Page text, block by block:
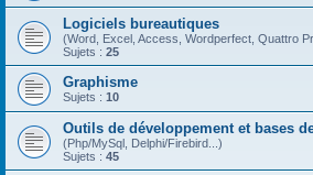
Logiciels bureautiques
(Word, Excel, Access, Wordperfect, Quattro
Sujets : 25
Graphisme
Sujets : 10
Outils de développement et bases
(Php/MySql, Delphi/Firebird...)
Sujets : 45